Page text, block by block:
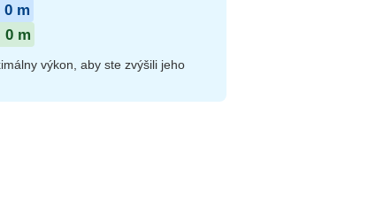
0m
0m
výkon, aby ste zvýšili jeho